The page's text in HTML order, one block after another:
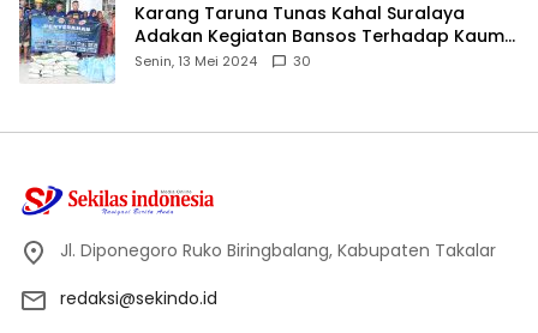
Karang Taruna Tunas Kahal Suralaya
Adakan Kegiatan Bansos Terhadap Kaum
Dhuafa dan Anak Yatim-Piatu
Senin, 13 Mei 2024 30
Jl. Diponegoro Ruko Biringbalang, Kabupaten Takalar
redaksi@sekindo.id